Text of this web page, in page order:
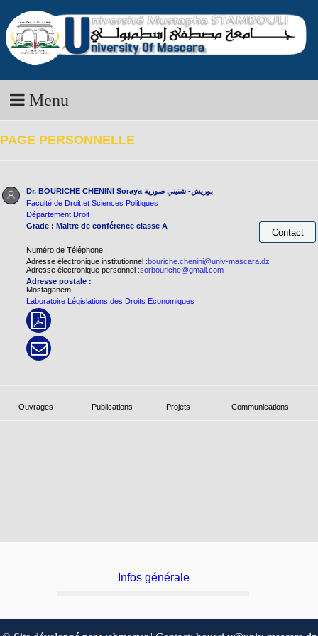
Menu
PAGE PERSONNELLE
Dr. BOURICHE CHENINI Soraya بوريش- شنيني صورية
Faculté de Droit et Sciences Politiques
Département Droit
Grade : Maitre de conférence classe A
Numéro de Téléphone :
Adresse électronique institutionnel :bouriche.chenini@univ-mascara.dz
Adresse électronique personnel :sorbouriche@gmail.com
Adresse postale :
Mostaganem
Laboratoire Législations des Droits Economiques
Ouvrages Publications Projets Communications
Infos générale